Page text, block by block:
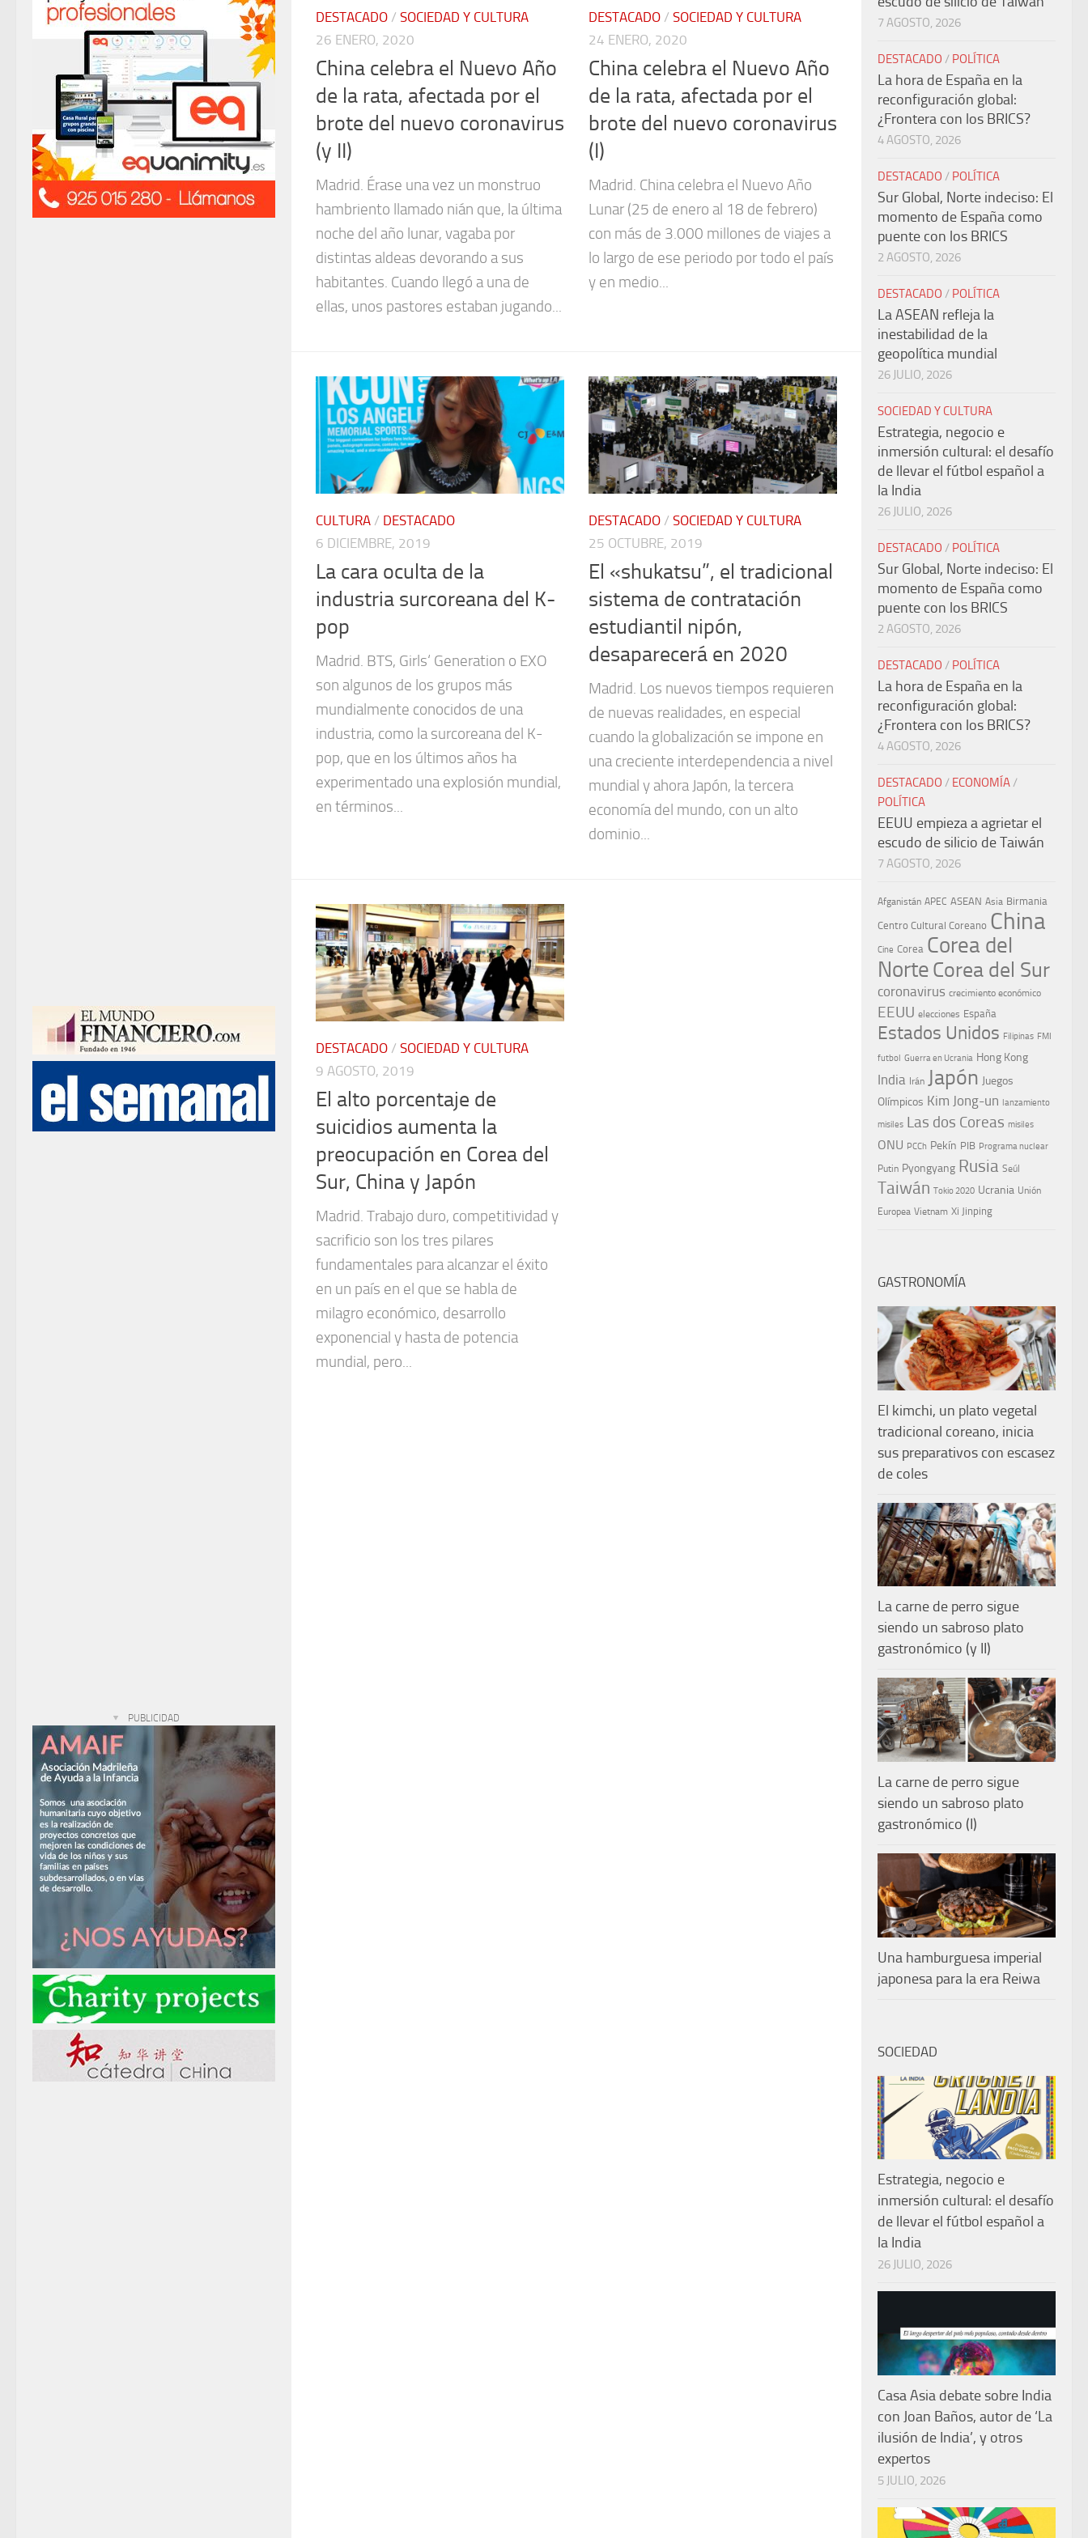
DESTACADO / SOCIEDAD Y CULTURA
26 ENERO, 2020
China celebra el Nuevo Año
de la rata, afectada por el
brote del nuevo coronavirus
(y II)
Madrid. Érase una vez un monstruo
hambriento llamado nián que, la última
noche del año lunar, vagaba por
distintas aldeas devorando a sus
habitantes. Cuando llegó a una de
ellas, unos pastores estaban jugando...
DESTACADO / SOCIEDAD Y CULTURA
24 ENERO, 2020
China celebra el Nuevo Año
de la rata, afectada por el
brote del nuevo coronavirus
(I)
Madrid. China celebra el Nuevo Año
Lunar (25 de enero al 18 de febrero)
con más de 3.000 millones de viajes a
lo largo de ese periodo por todo el país
y en medio...
CULTURA / DESTACADO
6 DICIEMBRE, 2019
La cara oculta de la
industria surcoreana del K-
pop
Madrid. BTS, Girls‘ Generation o EXO
son algunos de los grupos más
mundialmente conocidos de una
industria, como la surcoreana del K-
pop, que en los últimos años ha
experimentado una explosión mundial,
en términos...
DESTACADO / SOCIEDAD Y CULTURA
25 OCTUBRE, 2019
El «shukatsu”, el tradicional
sistema de contratación
estudiantil nipón,
desaparecerá en 2020
Madrid. Los nuevos tiempos requieren
de nuevas realidades, en especial
cuando la globalización se impone en
una creciente interdependencia a nivel
mundial y ahora Japón, la tercera
economía del mundo, con un alto
dominio...
DESTACADO / SOCIEDAD Y CULTURA
9 AGOSTO, 2019
El alto porcentaje de
suicidios aumenta la
preocupación en Corea del
Sur, China y Japón
Madrid. Trabajo duro, competitividad y
sacrificio son los tres pilares
fundamentales para alcanzar el éxito
en un país en el que se habla de
milagro económico, desarrollo
exponencial y hasta de potencia
mundial, pero...
PUBLICIDAD
7 AGOSTO, 2026
DESTACADO / POLÍTICA
La hora de España en la
reconfiguración global:
¿Frontera con los BRICS?
4 AGOSTO, 2026
DESTACADO / POLÍTICA
Sur Global, Norte indeciso: El
momento de España como
puente con los BRICS
2 AGOSTO, 2026
DESTACADO / POLÍTICA
La ASEAN refleja la
inestabilidad de la
geopolítica mundial
26 JULIO, 2026
SOCIEDAD Y CULTURA
Estrategia, negocio e
inmersión cultural: el desafío
de llevar el fútbol español a
la India
26 JULIO, 2026
DESTACADO / POLÍTICA
Sur Global, Norte indeciso: El
momento de España como
puente con los BRICS
2 AGOSTO, 2026
DESTACADO / POLÍTICA
La hora de España en la
reconfiguración global:
¿Frontera con los BRICS?
4 AGOSTO, 2026
DESTACADO / ECONOMÍA/
POLÍTICA
EEUU empieza a agrietar el
escudo de silicio de Taiwán
7 AGOSTO, 2026
Afganistán APEC ASEAN Asia Birmania
Centro Cultural Coreano China
Cine Corea Corea del
NorteCorea del Sur
coronavirus crecimiento económico
EEUU elecciones España
Estados Unidos Filipinas FMI
futbol Guerra en Ucrania Hong Kong
India Irán Japón Juegos
Olímpicos Kim Jong-un lanzamiento
misiles Las dos Coreas misiles
ONU PCCh Pekín PIB Programa nuclear
Putin Pyongyang Rusia Seúl
Taiwán Tokio 2020 Ucrania Unión
Europea Vietnam Xi Jinping
GASTRONOMÍA
El kimchi, un plato vegetal
tradicional coreano, inicia
sus preparativos con escasez
de coles
La carne de perro sigue
siendo un sabroso plato
gastronómico (y II)
La carne de perro sigue
siendo un sabroso plato
gastronómico (I)
Una hamburguesa imperial
japonesa para la era Reiwa
SOCIEDAD
Estrategia, negocio e
inmersión cultural: el desafío
de llevar el fútbol español a
la India
26 JULIO, 2026
Casa Asia debate sobre India
con Joan Baños, autor de ‘La
ilusión de India’, y otros
expertos
5 JULIO, 2026